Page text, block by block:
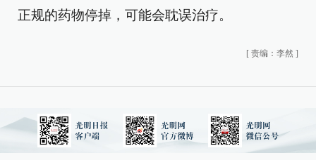
正规的药物停掉，可能会耽误治疗。
[ 责编：李然 ]